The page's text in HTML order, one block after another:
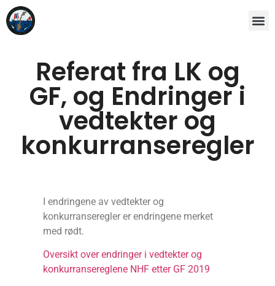
Referat fra LK og
GF, og Endringer i
vedtekter og
konkurranseregler
I endringene av vedtekter og
konkurranseregler er endringene merket
med rødt.
Oversikt over endringer i vedtekter og
konkurransereglene NHF etter GF 2019